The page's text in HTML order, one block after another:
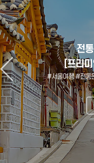
농촌
세계문화
#세계문화유산 #한
우리
#미니밴 #단
제주
한라산 둘레
#한라산둘레길 #
노란물결
힐링콘서
#유채꽃 #인
전
[프리
#서울여행 #전통
농촌
세계문화
#세계문화유산 #한
우리
#미니밴 #단